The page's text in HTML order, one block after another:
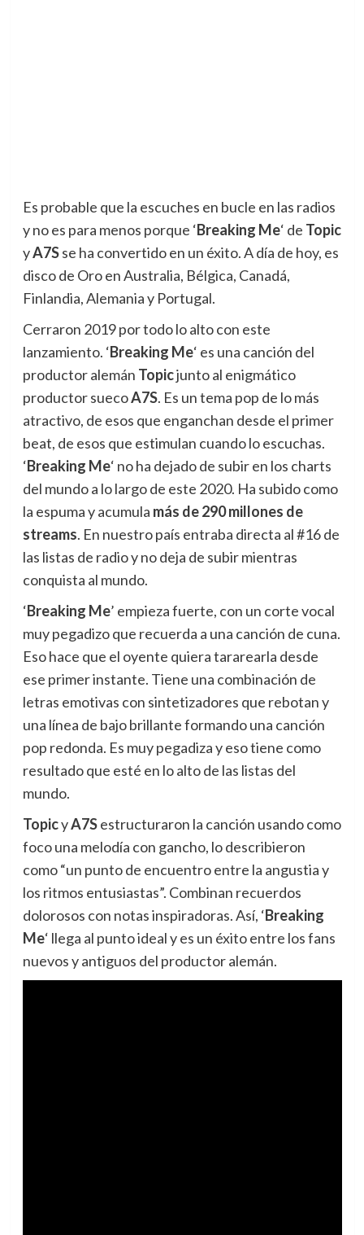
Es probable que la escuches en bucle en las radios
y no es para menos porque ‘Breaking Me‘ de Topic
yA7Sse ha convertido en un éxito. A día de hoy, es
disco de Oro en Australia, Bélgica, Canadá,
Finlandia, Alemania y Portugal.
Cerraron 2019 por todo lo alto con este
lanzamiento. ‘Breaking Me‘ es una canción del
productor alemán Topicjunto al enigmático
productor suecoA7S. Es un tema pop de lo más
atractivo, de esos que enganchan desde el primer
beat, de esos que estimulan cuando lo escuchas.
‘Breaking Me‘ no ha dejado de subir en los charts
del mundo a lo largo de este 2020. Ha subido como
la espuma y acumula más de 290 millones de
streams. En nuestro país entraba directa al #16 de
las listas de radio y no deja de subir mientras
conquista al mundo.
‘Breaking Me’ empieza fuerte, con un corte vocal
muy pegadizo que recuerda a una canción de cuna.
Eso hace que el oyente quiera tararearla desde
ese primer instante. Tiene una combinación de
letras emotivas con sintetizadores que rebotan y
una línea de bajo brillante formando una canción
pop redonda. Es muy pegadiza y eso tiene como
resultado que esté en lo alto de las listas del
mundo.
TopicyA7Sestructuraron la canción usando como
foco una melodía con gancho, lo describieron
como “un punto de encuentro entre la angustia y
los ritmos entusiastas”. Combinan recuerdos
dolorosos con notas inspiradoras. Así, ‘Breaking
Me‘ llega al punto ideal y es un éxito entre los fans
nuevos y antiguos del productor alemán.